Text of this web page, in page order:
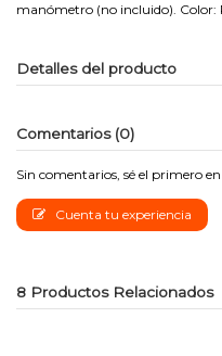
manómetro (no incluido). Color:
Detalles del producto
Comentarios (0)
Sin comentarios, sé el primero
Cuenta tu experiencia
8 Productos Relacionados